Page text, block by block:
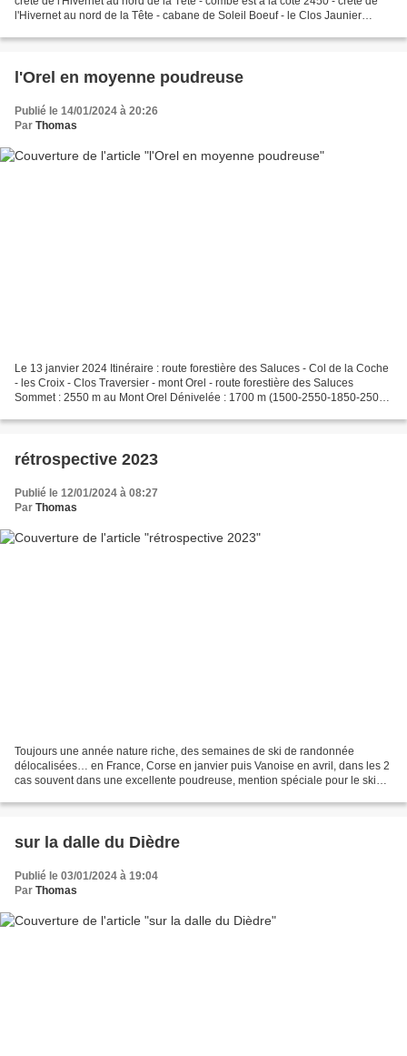
l'Hivernet au nord de la Tête - cabane de Soleil Boeuf - le Clos Jaunier
l'Orel en moyenne poudreuse
Publié le 14/01/2024 à 20:26
Par Thomas
Le 13 janvier 2024 Itinéraire : route forestière des Saluces - Col de la Coche
- les Croix - Clos Traversier - mont Orel - route forestière des Saluces
Sommet : 2550 m au Mont Orel Dénivelée : 1700 m (1500-2550-1850-2500-
rétrospective 2023
Publié le 12/01/2024 à 08:27
Par Thomas
Toujours une année nature riche, des semaines de ski de randonnée
délocalisées… en France, Corse en janvier puis Vanoise en avril, dans les 2
cas souvent dans une excellente poudreuse, mention spéciale pour le ski
sur la dalle du Dièdre
Publié le 03/01/2024 à 19:04
Par Thomas